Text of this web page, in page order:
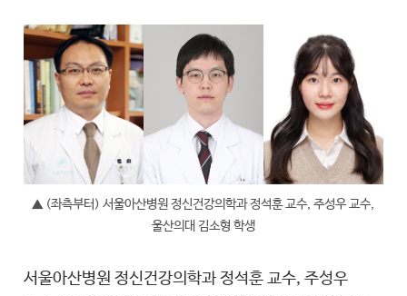
▲ (좌측부터) 서울아산병원 정신건강의학과 정석훈 교수, 주성우 교수,
울산의대 김소형 학생
서울아산병원 정신건강의학과 정석훈 교수, 주성우